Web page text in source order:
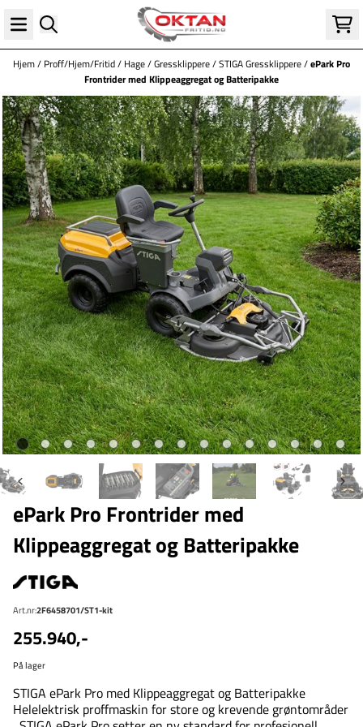
Hopp til innhold
Hjem/ Proff/Hjem/Fritid/ Hage/Gressklippere/STIGA Gressklippere/ePark Pro
Frontrider med Klippeaggregat og Batteripakke
ePark Pro Frontrider med
Klippeaggregat og Batteripakke
Art.nr:2F6458701/ST1-kit
255.940,-
På lager
STIGA ePark Pro med Klippeaggregat og Batteripakke
Helelektrisk proffmaskin for store og krevende grøntområder